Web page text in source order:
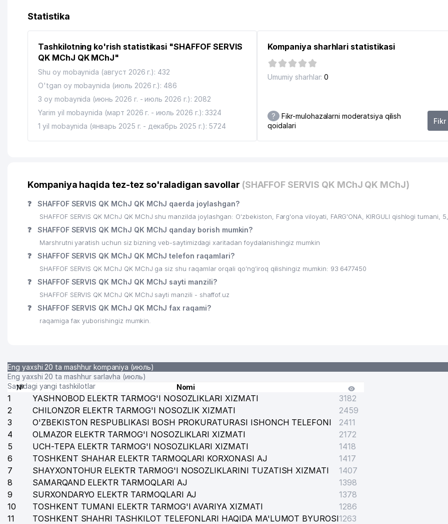
Statistika
Tashkilotning ko'rish statistikasi "SHAFFOF SERVIS
QK MChJ QK MChJ"
Shu oy mobaynida (август 2026 г.): 432
O'tgan oy mobaynida (июль 2026 г.): 486
3 oy mobaynida (июнь 2026 г. - июль 2026 г.): 2082
Yarim yil mobaynida (март 2026 г. - июль 2026 г.): 3324
1 yil mobaynida (январь 2025 г. - декабрь 2025 г.): 5724
Kompaniya sharhlari statistikasi
Umumiy sharhlar: 0
?
Fikr-mulohazalarni moderatsiya qilish
qoidalari
Kompaniya haqida tez-tez so'raladigan savollar (SHAFFOF SERVIS QK MChJ QK MChJ)
❓ SHAFFOF SERVIS QK MChJ QK MChJ qaerda joylashgan?
SHAFFOF SERVIS QK MChJ QK MChJ shu manzilda joylashgan: O'zbekiston, Farg'ona viloyati, FARG'ONA, KIRGULI qishlogi tumani,
❓ SHAFFOF SERVIS QK MChJ QK MChJ qanday borish mumkin?
Marshrutni yaratish uchun siz bizning veb-saytimizdagi xaritadan foydalanishingiz mumkin
❓ SHAFFOF SERVIS QK MChJ QK MChJ telefon raqamlari?
SHAFFOF SERVIS QK MChJ QK MChJ ga siz shu raqamlar orqali qo’ng’iroq qilishingiz mumkin: 93 6477450
❓ SHAFFOF SERVIS QK MChJ QK MChJ sayti manzili?
SHAFFOF SERVIS QK MChJ QK MChJ sayti manzili - shaffof.uz
❓ SHAFFOF SERVIS QK MChJ QK MChJ fax raqami?
raqamiga fax yuborishingiz mumkin.
Eng yaxshi 20 ta mashhur kompaniya (июль)
Eng yaxshi 20 ta mashhur sarlavha (июль)
Saytdagi yangi tashkilotlar
№ Nomi
1 YASHNOBOD ELEKTR TARMOG'I NOSOZLIKLARI XIZMATI
3182
2
CHILONZOR ELEKTR TARMOG'I NOSOZLIK XIZMATI
2459
3
O'ZBEKISTON RESPUBLIKASI BOSH PROKURATURASI ISHONCH TELEFONI
2411
4
OLMAZOR ELEKTR TARMOG'I NOSOZLIKLARI XIZMATI
2172
5
UCH-TEPA ELEKTR TARMOG'I NOSOZLIKLARI XIZMATI
1418
6
TOSHKENT SHAHAR ELEKTR TARMOQLARI KORXONASI AJ
1417
7
SHAYXONTOHUR ELEKTR TARMOG'I NOSOZLIKLARINI TUZATISH XIZMATI
1407
8
SAMARQAND ELEKTR TARMOQLARI AJ
1398
9
SURXONDARYO ELEKTR TARMOQLARI AJ
1378
10
TOSHKENT TUMANI ELEKTR TARMOG'I AVARIYA XIZMATI
1286
11
TOSHKENT SHAHRI TASHKILOT TELEFONLARI HAQIDA MA'LUMOT BYUROSI1263